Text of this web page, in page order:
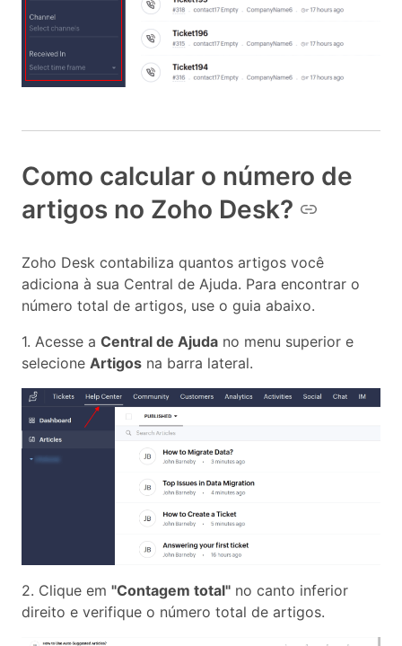
Como calcular o número de
artigos no Zoho Desk?
Zoho Desk contabiliza quantos artigos você
adiciona à sua Central de Ajuda. Para encontrar o
número total de artigos, use o guia abaixo.
1. Acesse a Central de Ajuda no menu superior e
selecione Artigos na barra lateral.
2. Clique em "Contagem total" no canto inferior
direito e verifique o número total de artigos.